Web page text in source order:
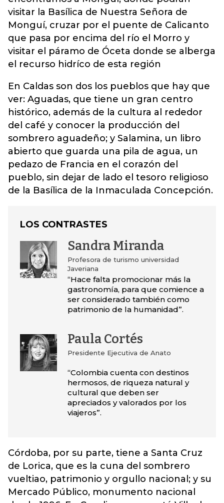
visitar la Basílica de Nuestra Señora de
Monguí, cruzar por el puente de Calicanto
que pasa por encima del río el Morro y
visitar el páramo de Óceta donde se alberga
el recurso hidríco de esta región
En Caldas son dos los pueblos que hay que
ver: Aguadas, que tiene un gran centro
histórico, además de la cultura al rededor
del café y conocer la producción del
sombrero aguadeño; y Salamina, un libro
abierto que guarda una pila de agua, un
pedazo de Francia en el corazón del
pueblo, sin dejar de lado el tesoro religioso
de la Basílica de la Inmaculada Concepción.
LOS CONTRASTES
Sandra Miranda
Profesora de turismo universidad
Javeriana
“Hace falta promocionar más la
gastronomía, para que comience a
ser considerado también como
patrimonio de la humanidad”.
Paula Cortés
Presidente Ejecutiva de Anato
“Colombia cuenta con destinos
hermosos, de riqueza natural y
cultural que deben ser
apreciados y valorados por los
viajeros”.
Córdoba, por su parte, tiene a Santa Cruz
de Lorica, que es la cuna del sombrero
vueltiao, patrimonio y orgullo nacional; y su
Mercado Público, monumento nacional